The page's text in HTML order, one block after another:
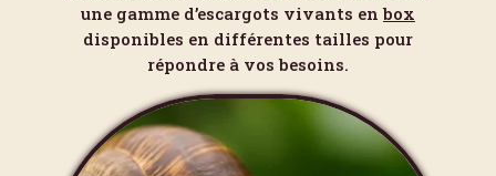
une gamme d’escargots vivants enbox
disponibles en différentes tailles pour
répondre à vos besoins.